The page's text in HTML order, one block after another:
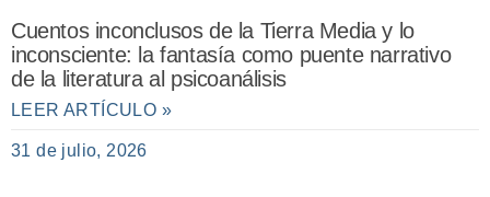
Cuentos inconclusos de la Tierra Media y lo
inconsciente: la fantasía como puente narrativo
de la literatura al psicoanálisis
LEER ARTÍCULO »
31 de julio, 2026